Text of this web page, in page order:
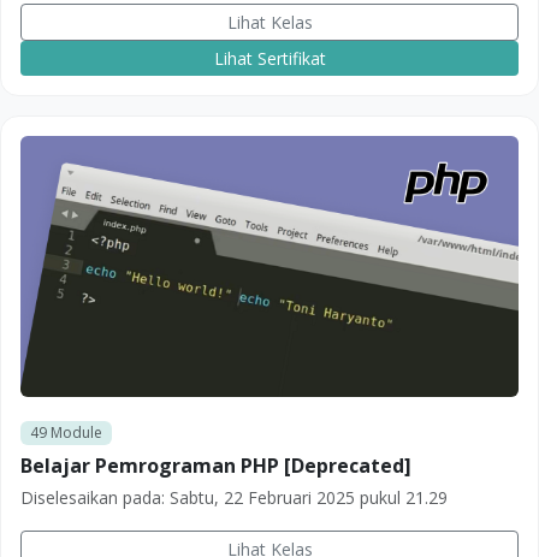
Lihat Kelas
Lihat Sertifikat
49Module
Belajar Pemrograman PHP [Deprecated]
Diselesaikan pada: Sabtu, 22 Februari 2025 pukul 21.29
Lihat Kelas